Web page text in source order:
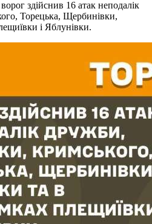
ворог здійснив 16 атак неподалік
Торецька, Щербинівки,
і Яблунівки.